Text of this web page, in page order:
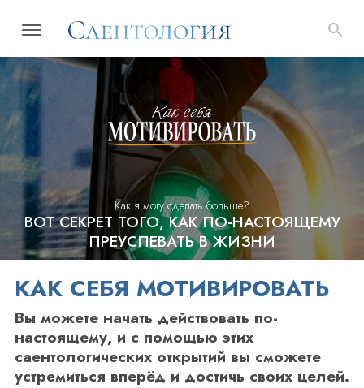
Как я могу сделать больше?
ВОТ СЕКРЕТ ТОГО, КАК ПО-НАСТОЯЩЕМУ
ПРЕУСПЕВАТЬ В ЖИЗНИ
КАК СЕБЯ МОТИВИРОВАТЬ
Вы можете начать действовать по-
настоящему, и с помощью этих
саентологических открытий вы сможете
устремиться вперёд и достичь своих целей.